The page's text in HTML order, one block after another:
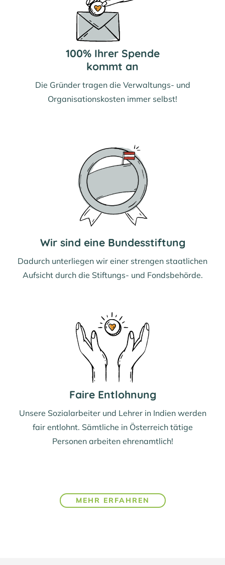
100% Ihrer Spende
kommt an
Die Gründer tragen die Verwaltungs- und
Organisationskosten immer selbst!
Wir sind eine Bundesstiftung
Dadurch unterliegen wir einer strengen staatlichen
Aufsicht durch die Stiftungs- und Fondsbehörde.
Faire Entlohnung
Unsere Sozialarbeiter und Lehrer in Indien werden
fair entlohnt. Sämtliche in Österreich tätige
Personen arbeiten ehrenamtlich!
MEHR ERFAHREN